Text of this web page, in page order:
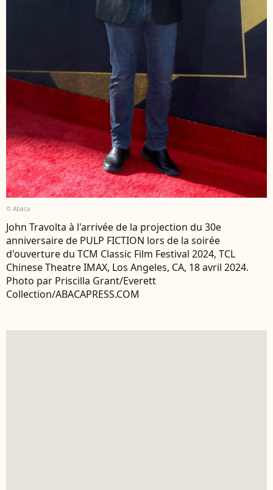
© Abaca
John Travolta à l'arrivée de la projection du 30e
anniversaire de PULP FICTION lors de la soirée
d'ouverture du TCM Classic Film Festival 2024, TCL
Chinese Theatre IMAX, Los Angeles, CA, 18 avril 2024.
Photo par Priscilla Grant/Everett
Collection/ABACAPRESS.COM